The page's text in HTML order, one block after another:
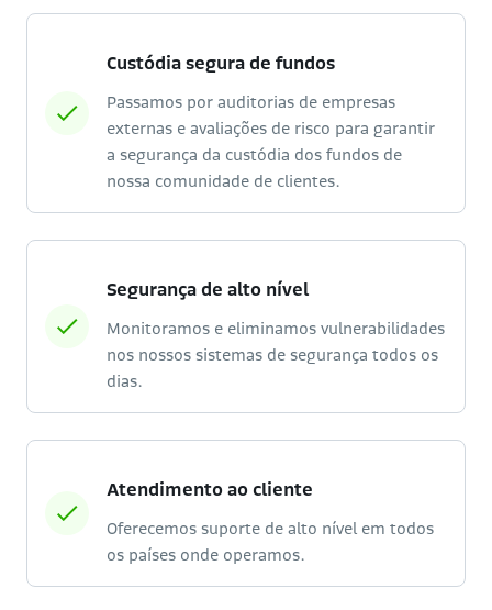
Custódia segura de fundos
Passamos por auditorias de empresas
externas e avaliações de risco para garantir
a segurança da custódia dos fundos de
nossa comunidade de clientes.
Segurança de alto nível
Monitoramos e eliminamos vulnerabilidades
nos nossos sistemas de segurança todos os
dias.
Atendimento ao cliente
Oferecemos suporte de alto nível em todos
os países onde operamos.